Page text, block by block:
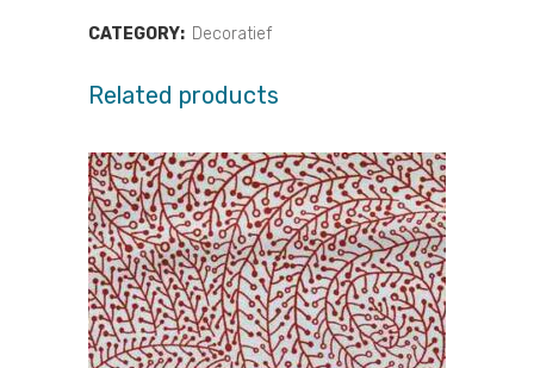
CATEGORY: Decoratief
Related products